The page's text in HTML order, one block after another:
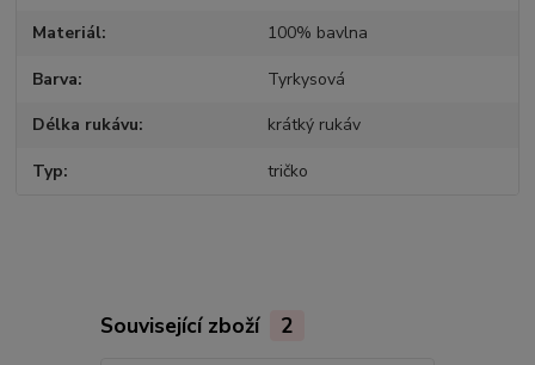
Materiál 100% bavlna
Barva Tyrkysová
Délka rukávu krátký rukáv
Typ tričko
Související zboží 2